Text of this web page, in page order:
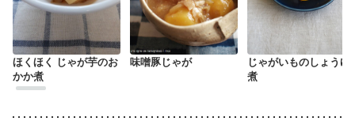
ほくほく じゃが芋のお
かか煮
味噌豚じゃが
じゃがいものしょうゆ
煮